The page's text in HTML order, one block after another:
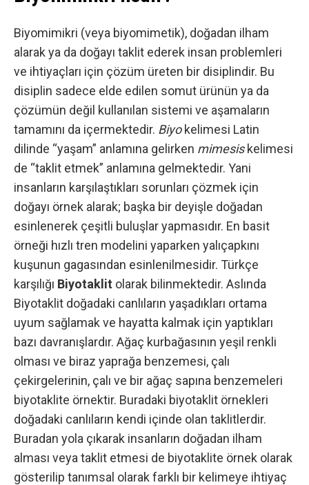
Biyomimikri (veya biyomimetik), doğadan ilham
alarak ya da doğayı taklit ederek insan problemleri
ve ihtiyaçları için çözüm üreten bir disiplindir. Bu
disiplin sadece elde edilen somut ürünün ya da
çözümün değil kullanılan sistemi ve aşamaların
tamamını da içermektedir. Biyokelimesi Latin
dilinde “yaşam” anlamına gelirken mimesiskelimesi
de “taklit etmek” anlamına gelmektedir. Yani
insanların karşılaştıkları sorunları çözmek için
doğayı örnek alarak; başka bir deyişle doğadan
esinlenerek çeşitli buluşlar yapmasıdır. En basit
örneği hızlı tren modelini yaparken yalıçapkını
kuşunun gagasından esinlenilmesidir. Türkçe
karşılığı Biyotaklit olarak bilinmektedir. Aslında
Biyotaklit doğadaki canlıların yaşadıkları ortama
uyum sağlamak ve hayatta kalmak için yaptıkları
bazı davranışlardır. Ağaç kurbağasının yeşil renkli
olması ve biraz yaprağa benzemesi, çalı
çekirgelerinin, çalı ve bir ağaç sapına benzemeleri
biyotaklite örnektir. Buradaki biyotaklit örnekleri
doğadaki canlıların kendi içinde olan taklitlerdir.
Buradan yola çıkarak insanların doğadan ilham
alması veya taklit etmesi de biyotaklite örnek olarak
gösterilip tanımsal olarak farklı bir kelimeye ihtiyaç